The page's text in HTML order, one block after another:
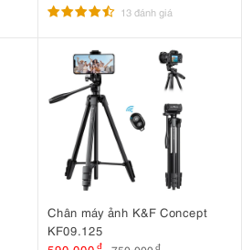
13 đánh giá
Chân máy ảnh K&F Concept
KF09.125
đ đ